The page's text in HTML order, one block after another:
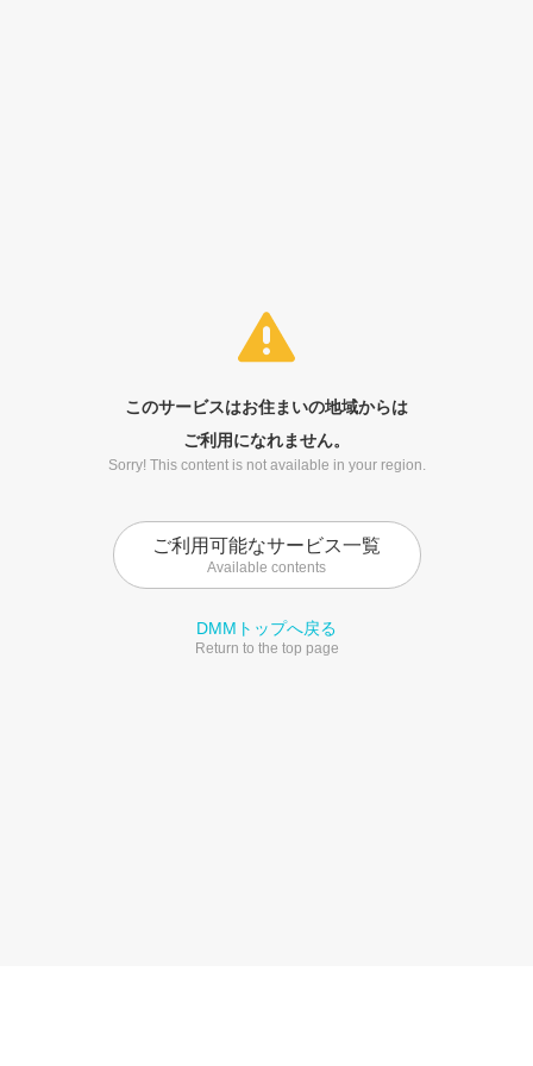
このサービスはお住まいの地域からは
ご利用になれません。
Sorry! This content is not available in your region.
ご利用可能なサービス一覧
Available contents
DMMトップへ戻る
Return to the top page